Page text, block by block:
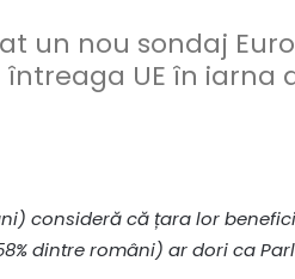
un nou sondaj
UE în iarna
consideră că țara lor
dintre români) ar dori ca